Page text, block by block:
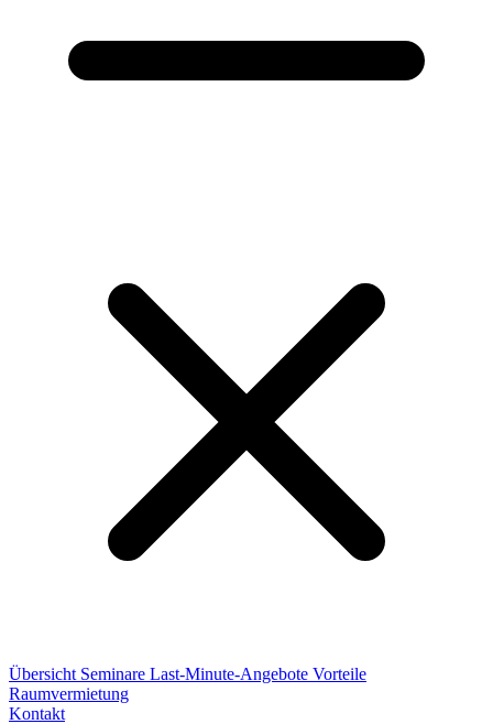
Übersicht Seminare Last-Minute-Angebote Vorteile
Raumvermietung
Kontakt